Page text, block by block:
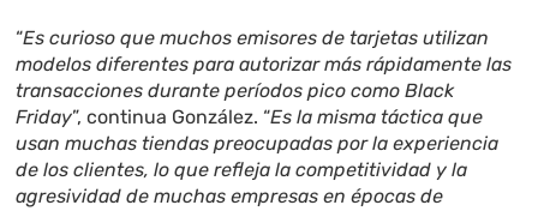
“Es curioso que muchos emisores de tarjetas utilizan
modelos diferentes para autorizar más rápidamente las
transacciones durante períodos pico como Black
Friday”, continua González. “Es la misma táctica que
usan muchas tiendas preocupadas por la experiencia
de los clientes, lo que refleja la competitividad y la
agresividad de muchas empresas en épocas de